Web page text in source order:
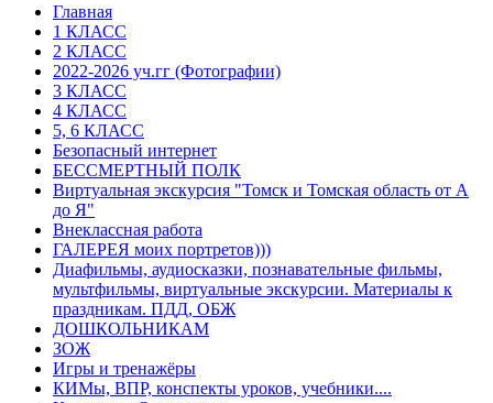
Главная
1 КЛАСС
2 КЛАСС
2022-2026 уч.гг (Фотографии)
3 КЛАСС
4 КЛАСС
5, 6 КЛАСС
Безопасный интернет
БЕССМЕРТНЫЙ ПОЛК
Виртуальная экскурсия "Томск и Томская область от А
до Я"
Внеклассная работа
ГАЛЕРЕЯ моих портретов)))
Диафильмы, аудиосказки, познавательные фильмы,
мультфильмы, виртуальные экскурсии. Материалы к
праздникам. ПДД, ОБЖ
ДОШКОЛЬНИКАМ
ЗОЖ
Игры и тренажёры
КИМы, ВПР, конспекты уроков, учебники....